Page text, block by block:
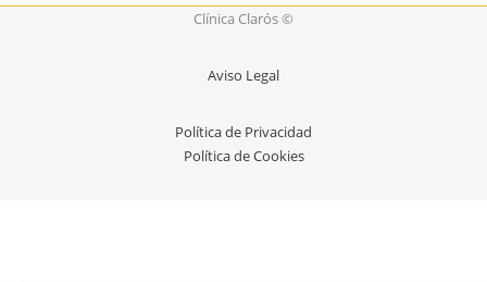
Clínica Clarós ©
Aviso Legal
Política de Privacidad
Política de Cookies